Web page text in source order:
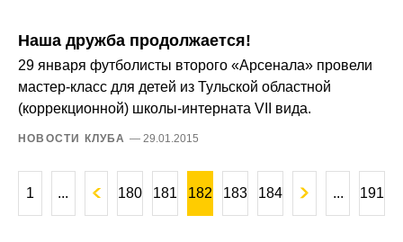
Наша дружба продолжается!
29 января футболисты второго «Арсенала» провели
мастер-класс для детей из Тульской областной
(коррекционной) школы-интерната VII вида.
НОВОСТИ КЛУБА — 29.01.2015
1 ... 180 181 182 183 184 ... 191